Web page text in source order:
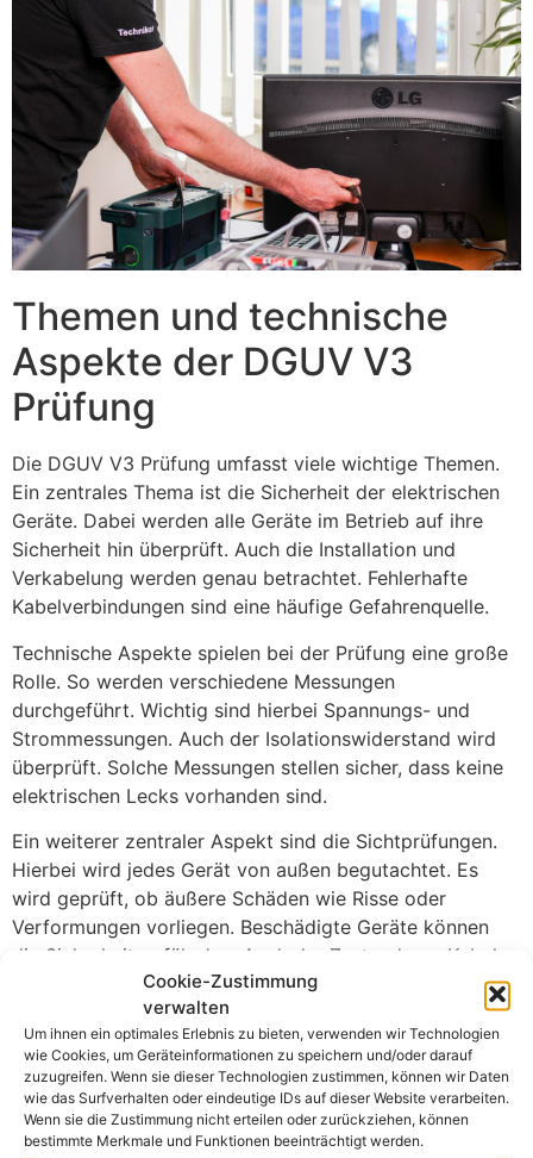
Cookie-Zustimmung
verwalten
Um ihnen ein optimales Erlebnis zu bieten, verwenden wir Technologien
wie Cookies, um Geräteinformationen zu speichern und/oder darauf
zuzugreifen. Wenn sie dieser Technologien zustimmen, können wir Daten
wie das Surfverhalten oder eindeutige IDs auf dieser Website verarbeiten.
Wenn sie die Zustimmung nicht erteilen oder zurückziehen, können
bestimmte Merkmale und Funktionen beeinträchtigt werden.
Themen und technische
Aspekte der DGUV V3
Prüfung
Die DGUV V3 Prüfung umfasst viele wichtige Themen.
Ein zentrales Thema ist die Sicherheit der elektrischen
Geräte. Dabei werden alle Geräte im Betrieb auf ihre
Sicherheit hin überprüft. Auch die Installation und
Verkabelung werden genau betrachtet. Fehlerhafte
Kabelverbindungen sind eine häufige Gefahrenquelle.
Technische Aspekte spielen bei der Prüfung eine große
Rolle. So werden verschiedene Messungen
durchgeführt. Wichtig sind hierbei Spannungs- und
Strommessungen. Auch der Isolationswiderstand wird
überprüft. Solche Messungen stellen sicher, dass keine
elektrischen Lecks vorhanden sind.
Ein weiterer zentraler Aspekt sind die Sichtprüfungen.
Hierbei wird jedes Gerät von außen begutachtet. Es
wird geprüft, ob äußere Schäden wie Risse oder
Verformungen vorliegen. Beschädigte Geräte können
die Sicherheit gefährden. Auch der Zustand von Kabeln
und Steckdosen wird kontrolliert.
Die Prüfungen werden regelmäßig wiederholt. Je nach
Gerätetyp sind unterschiedliche Prüfintervalle
vorgesehen. Mobile Geräte werden häufiger überprüft
als stationäre Anlagen. Die Häufigkeit der Prüfungen ist
in den Vorschriften festgelegt. Regelmäßige Prüfungen